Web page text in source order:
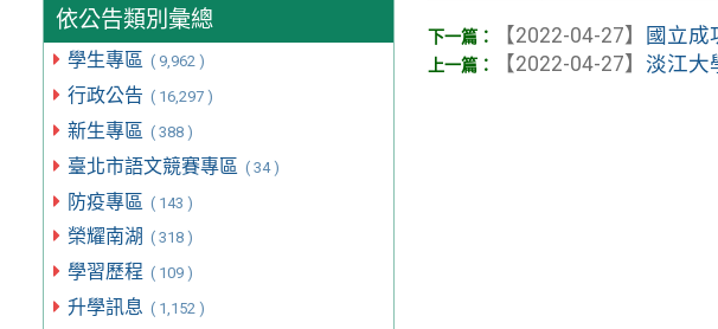
依公告類別彙總
學生專區 ( 9,962 )
行政公告 ( 16,297 )
新生專區 ( 388 )
臺北市語文競賽專區 ( 34 )
防疫專區 ( 143 )
榮耀南湖 ( 318 )
學習歷程 ( 109 )
升學訊息 ( 1,152 )
【2022-04-27】 國立成
【2022-04-27】淡江大